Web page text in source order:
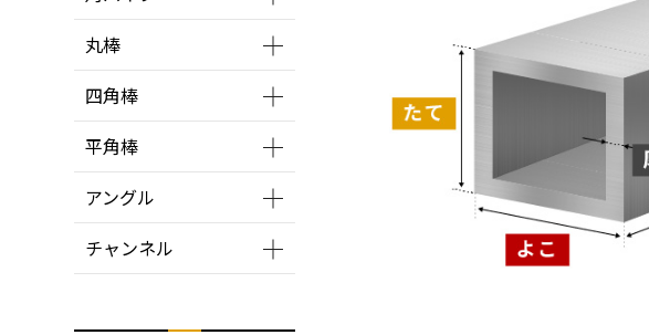
丸棒
四角棒
平角棒
アングル
チャンネル